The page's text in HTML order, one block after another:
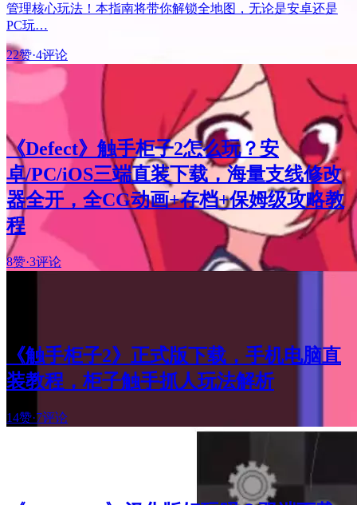
管理核心玩法！本指南将带你解锁全地图，无论是安卓还是
PC玩…
22赞·4评论
《Defect》触手柜子2怎么玩？安
卓/PC/iOS三端直装下载，海量支线修改
器全开，全CG动画+存档+保姆级攻略教
程
8赞·3评论
《触手柜子2》正式版下载，手机电脑直
装教程，柜子触手抓人玩法解析
14赞·7评论